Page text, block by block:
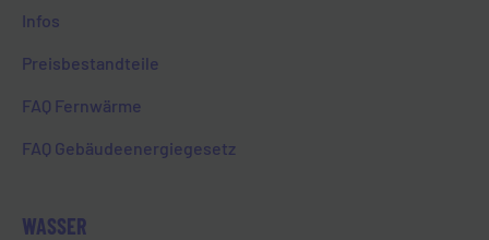
Infos
Preisbestandteile
FAQ Fernwärme
FAQ Gebäudeenergiegesetz
WASSER